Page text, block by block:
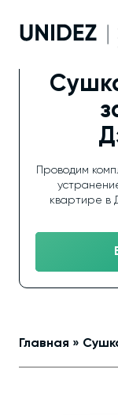
Проводим
квартире в
Главная »